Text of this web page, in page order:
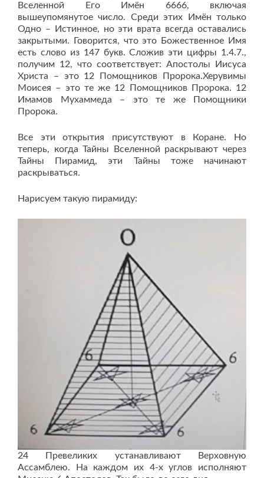
Вселенной Его Имён 6666, включая
вышеупомянутое число. Среди этих Имён только
Одно – Истинное, но эти врата всегда оставались
закрытыми. Говорится, что это Божественное Имя
есть слово из 147 букв. Сложив эти цифры 1.4.7.,
получим 12, что соответствует: Апостолы Иисуса
Христа – это 12 Помощников Пророка.Херувимы
Моисея – это те же 12 Помощников Пророка. 12
Имамов Мухаммеда – это те же Помощники
Пророка.
Все эти открытия присутствуют в Коране. Но
теперь, когда Тайны Вселенной раскрывают через
Тайны Пирамид, эти Тайны тоже начинают
раскрываться.
Нарисуем такую пирамиду:
24 Превеликих устанавливают Верховную
Ассамблею. На каждом их 4-х углов исполняют